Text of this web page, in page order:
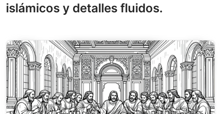
islámicos y detalles fluidos.